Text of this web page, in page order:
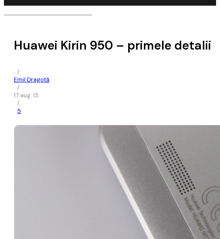
Huawei Kirin 950 – primele detalii
/
Emil Dragotă
/
17 aug. 15
/
5